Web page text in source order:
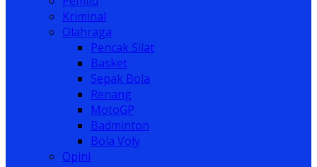
Kriminal
Olahraga
Pencak Silat
Basket
Sepak Bola
Renang
MotoGP
Badminton
Bola Voly
Opini